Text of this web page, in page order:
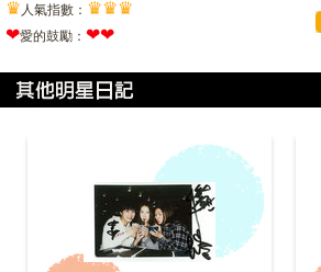
♛ 人氣指數： ♛♛♛
❤愛的鼓勵： ❤❤